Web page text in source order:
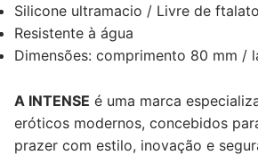
Silicone ultramacio / Livre de
Resistente à água
Dimensões: comprimento 80 mm /
A INTENSE é uma marca
eróticos modernos, concebidos
prazer com estilo, inovação e